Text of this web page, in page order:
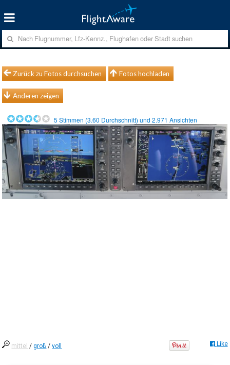
Zurück zu Fotos durchsuchen Fotos hochladen
Anderen zeigen
5 Stimmen (3.60 Durchschnitt) und2.971 Ansichten
mittel /groß /voll Like